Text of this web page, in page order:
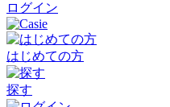
ログイン
はじめての方
探す